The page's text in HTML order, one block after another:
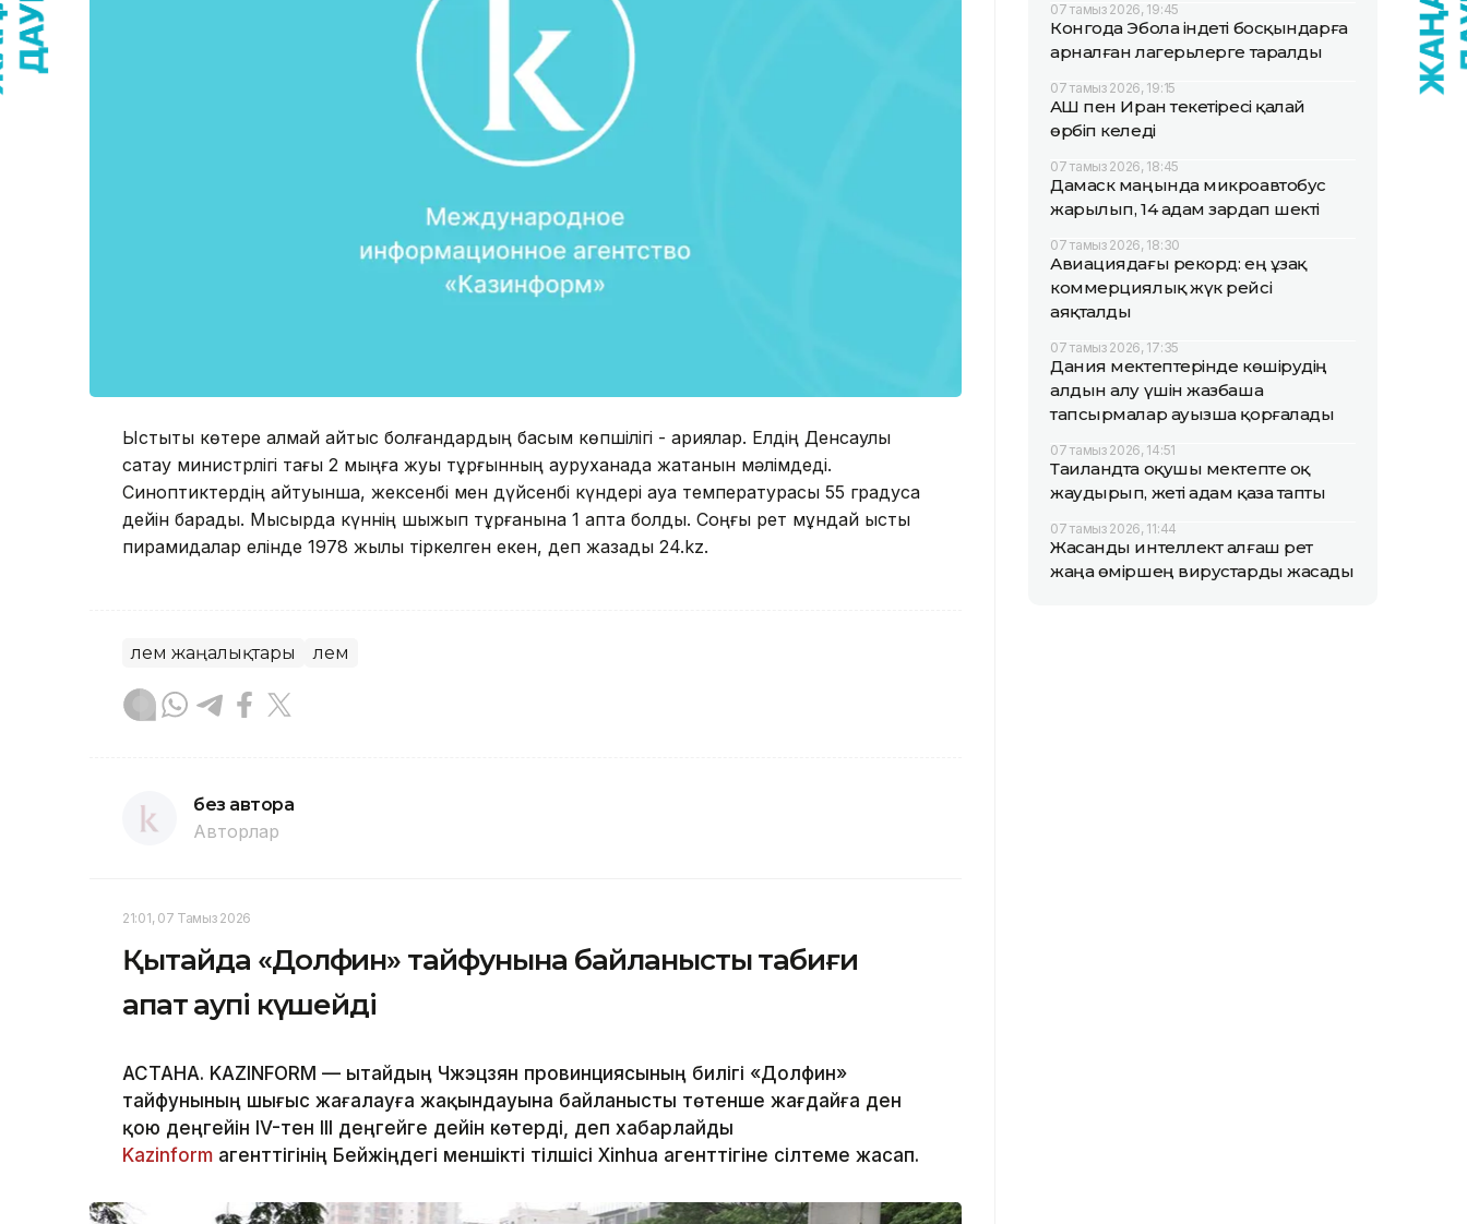
Ыстықты көтере алмай қайтыс болғандардың басым көпшілігі - қариялар. Елдің Денсаулық
сақтау министрлігі тағы 2 мыңға жуық тұрғынның ауруханада жатқанын мәлімдеді.
Синоптиктердің айтуынша, жексенбі мен дүйсенбі күндері ауа температурасы 55 градусқа
дейін барады. Мысырда күннің шыжып тұрғанына 1 апта болды. Соңғы рет мұндай ыстық
пирамидалар елінде 1978 жылы тіркелген екен, деп жазады 24.kz.
Әлем жаңалықтары Әлем
без автора
Авторлар
21:01, 07 Тамыз 2026
Қытайда «Долфин» тайфунына байланысты табиғи
апат қаупі күшейді
АСТАНА. KAZINFORM — Қытайдың Чжэцзян провинциясының билігі «Долфин»
тайфунының шығыс жағалауға жақындауына байланысты төтенше жағдайға ден
қою деңгейін IV-тен III деңгейге дейін көтерді, деп хабарлайды
Kazinform агенттігінің Бейжіңдегі меншікті тілшісі Xinhua агенттігіне сілтеме жасап.
07 тамыз 2026, 19:45
Конгода Эбола індеті босқындарға
арналған лагерьлерге таралды
07 тамыз 2026, 19:15
АҚШ пен Иран текетіресі қалай
өрбіп келеді
07 тамыз 2026, 18:45
Дамаск маңында микроавтобус
жарылып, 14 адам зардап шекті
07 тамыз 2026, 18:30
Авиациядағы рекорд: ең ұзақ
коммерциялық жүк рейсі
аяқталды
07 тамыз 2026, 17:35
Дания мектептерінде көшірудің
алдын алу үшін жазбаша
тапсырмалар ауызша қорғалады
07 тамыз 2026, 14:51
Таиландта оқушы мектепте оқ
жаудырып, жеті адам қаза тапты
07 тамыз 2026, 11:44
Жасанды интеллект алғаш рет
жаңа өміршең вирустарды жасады